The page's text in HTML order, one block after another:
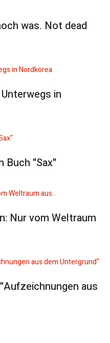
was. Not dead
in
Buch "Sax"
Nur vom Weltraum
aus